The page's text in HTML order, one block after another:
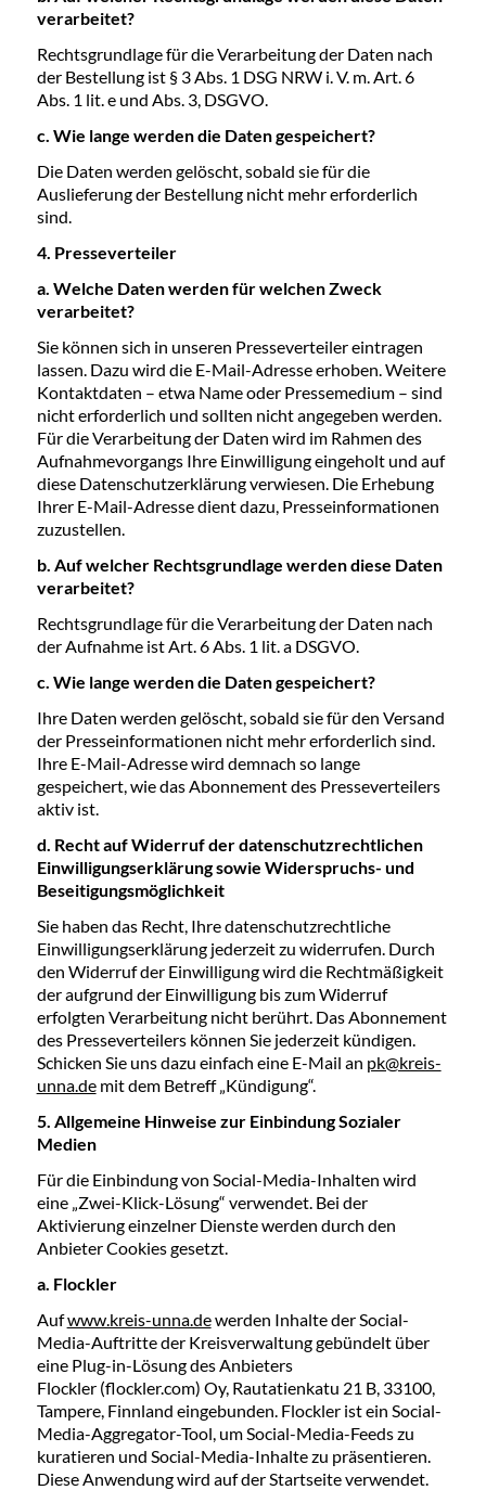
verarbeitet?
Rechtsgrundlage für die Verarbeitung der Daten nach
der Bestellung ist § 3 Abs. 1 DSG NRW i. V. m. Art. 6
Abs. 1 lit. e und Abs. 3, DSGVO.
c. Wie lange werden die Daten gespeichert?
Die Daten werden gelöscht, sobald sie für die
Auslieferung der Bestellung nicht mehr erforderlich
sind.
4. Presseverteiler
a. Welche Daten werden für welchen Zweck
verarbeitet?
Sie können sich in unseren Presseverteiler eintragen
lassen. Dazu wird die E-Mail-Adresse erhoben. Weitere
Kontaktdaten – etwa Name oder Pressemedium – sind
nicht erforderlich und sollten nicht angegeben werden.
Für die Verarbeitung der Daten wird im Rahmen des
Aufnahmevorgangs Ihre Einwilligung eingeholt und auf
diese Datenschutzerklärung verwiesen. Die Erhebung
Ihrer E-Mail-Adresse dient dazu, Presseinformationen
zuzustellen.
b. Auf welcher Rechtsgrundlage werden diese Daten
verarbeitet?
Rechtsgrundlage für die Verarbeitung der Daten nach
der Aufnahme ist Art. 6 Abs. 1 lit. a DSGVO.
c. Wie lange werden die Daten gespeichert?
Ihre Daten werden gelöscht, sobald sie für den Versand
der Presseinformationen nicht mehr erforderlich sind.
Ihre E-Mail-Adresse wird demnach so lange
gespeichert, wie das Abonnement des Presseverteilers
aktiv ist.
d. Recht auf Widerruf der datenschutzrechtlichen
Einwilligungserklärung sowie Widerspruchs- und
Beseitigungsmöglichkeit
Sie haben das Recht, Ihre datenschutzrechtliche
Einwilligungserklärung jederzeit zu widerrufen. Durch
den Widerruf der Einwilligung wird die Rechtmäßigkeit
der aufgrund der Einwilligung bis zum Widerruf
erfolgten Verarbeitung nicht berührt. Das Abonnement
des Presseverteilers können Sie jederzeit kündigen.
Schicken Sie uns dazu einfach eine E-Mail an pk@kreis-
unna.demit dem Betreff „Kündigung“.
5. Allgemeine Hinweise zur Einbindung Sozialer
Medien
Für die Einbindung von Social-Media-Inhalten wird
eine „Zwei-Klick-Lösung“ verwendet. Bei der
Aktivierung einzelner Dienste werden durch den
Anbieter Cookies gesetzt.
a. Flockler
Aufwww.kreis-unna.dewerden Inhalte der Social-
Media-Auftritte der Kreisverwaltung gebündelt über
eine Plug-in-Lösung des Anbieters
Flockler (flockler.com) Oy, Rautatienkatu 21 B, 33100,
Tampere, Finnland eingebunden. Flockler ist ein Social-
Media-Aggregator-Tool, um Social-Media-Feeds zu
kuratieren und Social-Media-Inhalte zu präsentieren.
Diese Anwendung wird auf der Startseite verwendet.